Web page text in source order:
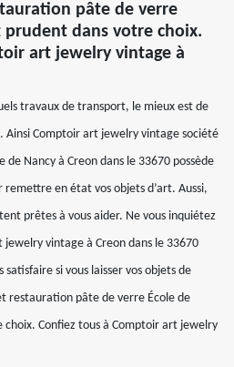
pâte de verre
prudent dans votre choix.
art jewelry vintage à
travaux de transport, le mieux est de
Ainsi Comptoir art jewelry vintage société
Nancy à Creon dans le 33670 possède
remettre en état vos objets d’art. Aussi,
prêtes à vous aider. Ne vous inquiétez
jewelry vintage à Creon dans le 33670
si vous laisser vos objets de
restauration pâte de verre École de
choix. Confiez tous à Comptoir art jewelry